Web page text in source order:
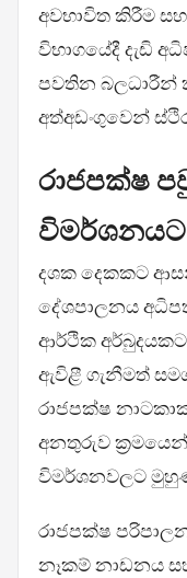
අවභාවිත කිරීම
විභාගයේදී දැඩි
පවතින බලධාරීන්
අත්අඩංගුවෙන්
රාජපක්ෂ
දශක දෙකකට
දේශපාලනය
ආර්ථික
ඇවිළී ගැනීමත්
රාජපක්ෂ
අනතුරුව
විමර්ශනවලට
රාජපක්ෂ
නෑකම් නාඩනය